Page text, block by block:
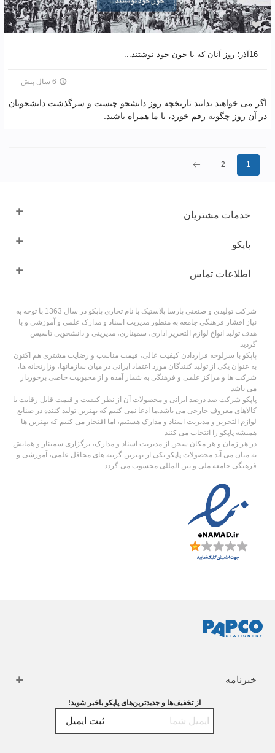
16آذر؛ روز آنان که با خون خود نوشتند...
6 سال پیش
اگر می خواهید بدانید تاریخچه روز دانشجو چیست و سرگذشت دانشجویان
در آن روز چگونه رقم خورد، با ما همراه باشید.
1
2 بعدی
خدمات مشتریان
پاپکو
اطلاعات تماس
شرکت تولیدی و صنعتی پارسا پلاستیک با نام تجاری پاپکو در سال 1363 با توجه به
نیاز اقشار فرهنگی جامعه به منظور مدیریت اسناد و مدارک علمی و آموزشی و با
هدف تولید انواع لوازم التحریر اداری، سمیناری، مدیریتی و دانشجویی تاسیس
گردید
پاپکو با سرلوحه قراردادن کیفیت عالی، قیمت مناسب و رضایت مشتری هم اکنون
به عنوان یکی از تولید کنندگان مورد اعتماد ایرانی در میان سازمانها، وزارتخانه ها،
شرکت ها و مراکز علمی و فرهنگی به شمار آمده و از محبوبیت خاصی برخوردار
می باشد
پاپکو شرکت صد درصد ایرانی و محصولات آن از نظر کیفیت و قیمت قابل رقابت با
کالاهای معروف خارجی می باشد.ما ادعا نمی کنیم که بهترین تولید کننده در صنایع
لوازم التحریر و مدیریت اسناد و مدارک هستیم، اما افتخار می کنیم که بهترین ها
همیشه پاپکو را انتخاب می کنند
در هر زمان و هر مکان سخن از مدیریت اسناد و مدارک، برگزاری سمینار و همایش
به میان می آید محصولات پاپکو یکی از بهترین گزینه های محافل علمی، آموزشی و
فرهنگی جامعه ملی و بین المللی محسوب می گردد
خبرنامه
از تخفیف‌ها و جدیدترین‌های پاپکو باخبر شوید!
ثبت ایمیل